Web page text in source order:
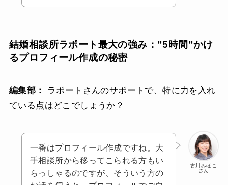
結婚相談所ラポート最大の強み：”5時間”かけ
るプロフィール作成の秘密
編集部：
ラポートさんのサポートで、特に力を入れ
ている点はどこでしょうか？
古川みほこ
さん
一番はプロフィール作成ですね。大
手相談所から移ってこられる方もい
らっしゃるのですが、そういう方の